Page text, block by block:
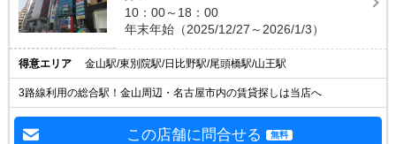
10：00～18：00
年末年始（2025/12/27～2026/1/3）
得意エリア 金山駅/東別院駅/日比野駅/尾頭橋駅/山王駅
3路線利用の総合駅！金山周辺・名古屋市内の賃貸探しは当店へ
この店舗に問合せる 無料